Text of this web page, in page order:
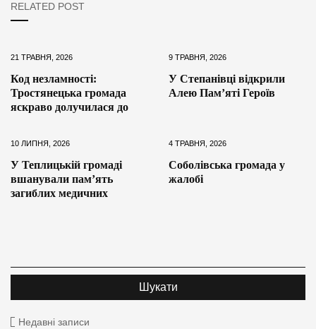
RELATED POST
21 ТРАВНЯ, 2026
Код незламності:
Тростянецька громада
яскраво долучилася до
9 ТРАВНЯ, 2026
У Степанівці відкрили
Алею Пам’яті Героїв
10 ЛИПНЯ, 2026
У Теплицькій громаді
вшанували пам’ять
загиблих медичних
4 ТРАВНЯ, 2026
Соболівська громада у
жалобі
Недавні записи